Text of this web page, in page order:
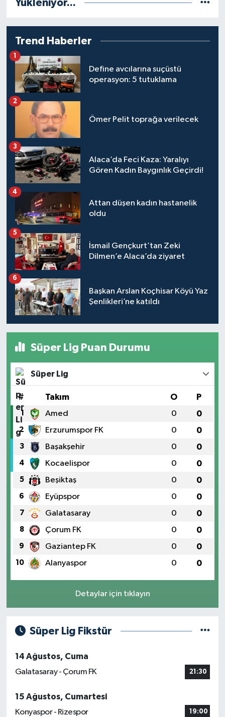
Yükleniyor...
Trend Haberler
Define avcılarına suçüstü
operasyon: 5 tutuklama
1
Ömer Pelit toprağa verilecek
2
Alaca’da Feci Kaza: Yaralıyı
Gören Kadın Baygınlık Geçirdi!
3
Attan düşen kadın hastanelik
oldu
4
İsmail Gençkurt’tan Zeki
Dilmen’e Alaca’da ziyaret
5
Başkan Arslan Koçhisar Köyü Yaz
Şenlikleri’ne katıldı
6
Süper Lig Puan Durumu
Süper Lig
# Takım O P
1 Amed 0 0
2 Erzurumspor FK 0 0
3 Başakşehir 0 0
4 Kocaelispor 0 0
5 Beşiktaş 0 0
6 Eyüpspor 0 0
7 Galatasaray 0 0
8 Çorum FK 0 0
9 Gaziantep FK 0 0
10 Alanyaspor 0 0
Detaylar için tıklayın
Süper Lig Fikstür
14 Ağustos, Cuma
Galatasaray - Çorum FK
21:30
15 Ağustos, Cumartesi
Konyaspor - Rizespor
19:00